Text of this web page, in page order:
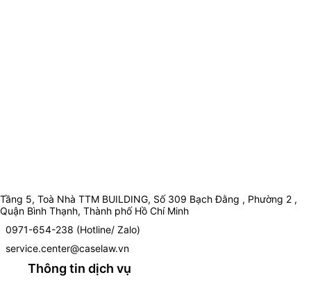
Tầng 5, Toà Nhà TTM BUILDING, Số 309 Bạch Đằng , Phường 2 ,
Quận Bình Thạnh, Thành phố Hồ Chí Minh
0971-654-238 (Hotline/ Zalo)
service.center@caselaw.vn
Thông tin dịch vụ